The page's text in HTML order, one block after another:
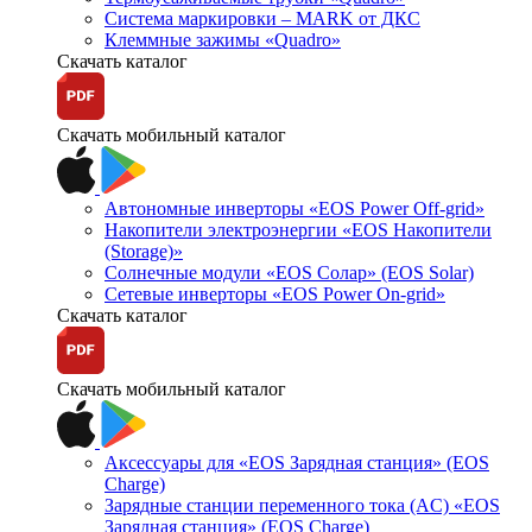
Система маркировки – MARK от ДКС
Клеммные зажимы «Quadro»
Скачать каталог
Скачать мобильный каталог
Автономные инверторы «EOS Power Off-grid»
Накопители электроэнергии «EOS Накопители
(Storage)»
Солнечные модули «EOS Солар» (EOS Solar)
Сетевые инверторы «EOS Power On-grid»
Скачать каталог
Скачать мобильный каталог
Аксессуары для «EOS Зарядная станция» (EOS
Charge)
Зарядные станции переменного тока (AC) «EOS
Зарядная станция» (EOS Charge)